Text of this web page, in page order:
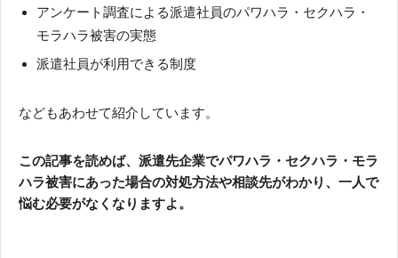
アンケート調査による派遣社員のパワハラ・セクハラ・
モラハラ被害の実態
派遣社員が利用できる制度
などもあわせて紹介しています。
この記事を読めば、派遣先企業でパワハラ・セクハラ・モラ
ハラ被害にあった場合の対処方法や相談先がわかり、一人で
悩む必要がなくなりますよ。